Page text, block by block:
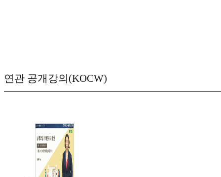
연관 공개강의(KOCW)